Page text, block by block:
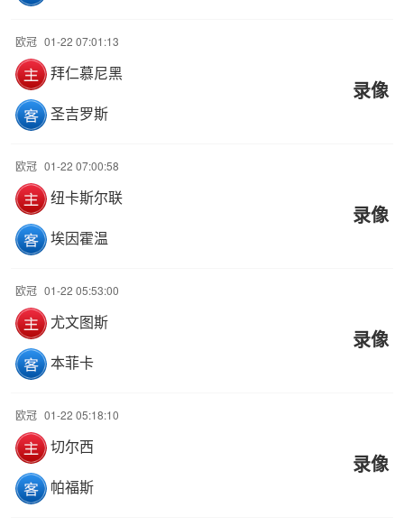
欧冠 01-22 07:01:13
拜仁慕尼黑
圣吉罗斯
录像
欧冠 01-22 07:00:58
纽卡斯尔联
埃因霍温
录像
欧冠 01-22 05:53:00
尤文图斯
本菲卡
录像
欧冠 01-22 05:18:10
切尔西
帕福斯
录像